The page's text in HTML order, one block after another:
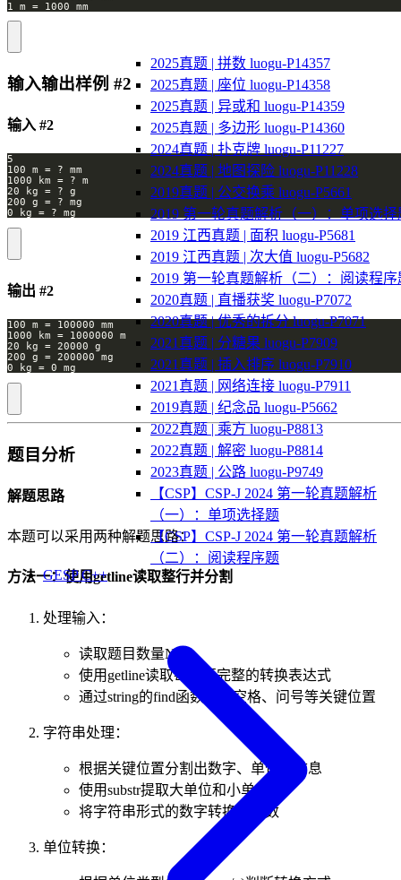
2025真题 | 拼数 luogu-P14357
2025真题 | 座位 luogu-P14358
2025真题 | 异或和 luogu-P14359
2025真题 | 多边形 luogu-P14360
2024真题 | 扑克牌 luogu-P11227
2024真题 | 地图探险 luogu-P11228
2019真题 | 公交换乘 luogu-P5661
2019 第一轮真题解析（一）：单项选择
2019 江西真题 | 面积 luogu-P5681
2019 江西真题 | 次大值 luogu-P5682
2019 第一轮真题解析（二）：阅读程序
2020真题 | 直播获奖 luogu-P7072
2020真题 | 优秀的拆分 luogu-P7071
2021真题 | 分糖果 luogu-P7909
2021真题 | 插入排序 luogu-P7910
2021真题 | 网络连接 luogu-P7911
2019真题 | 纪念品 luogu-P5662
2022真题 | 乘方 luogu-P8813
2022真题 | 解密 luogu-P8814
2023真题 | 公路 luogu-P9749
【CSP】CSP-J 2024 第一轮真题解析
（一）：单项选择题
【CSP】CSP-J 2024 第一轮真题解析
（二）：阅读程序题
GESP C++
输入输出样例 #2
输入 #2
输出 #2
题目分析
解题思路
本题可以采用两种解题思路：
方法一：使用getline读取整行并分割
处理输入：
读取题目数量N
使用getline读取每一行完整的转换表达式
通过string的find函数找到空格、问号等关键位置
字符串处理：
根据关键位置分割出数字、单位等信息
使用substr提取大单位和小单位
将字符串形式的数字转换为整数
单位转换：